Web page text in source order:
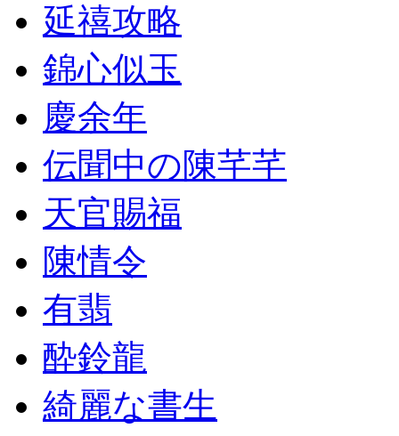
延禧攻略
錦心似玉
慶余年
伝聞中の陳芊芊
天官賜福
陳情令
有翡
酔鈴龍
綺麗な書生